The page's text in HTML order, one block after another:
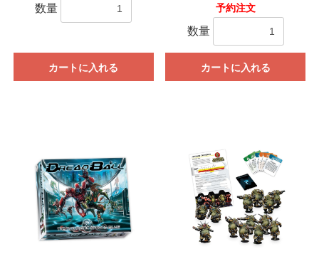
数量
カートに入れる
予約注文
数量
カートに入れる